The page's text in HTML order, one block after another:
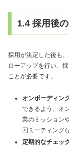
1.4 採用後
採用が決定した後も
ローアップを行い、
ことが必要です。
オンボーディン
できるよう、オ
業のミッション
回ミーティング
定期的なチェッ